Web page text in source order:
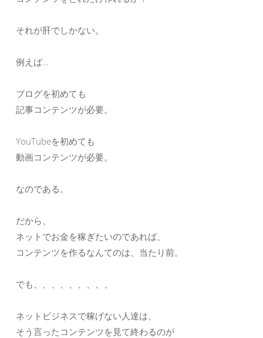
それが肝でしかない。
例えば…
ブログを初めても
記事コンテンツが必要。
YouTubeを初めても
動画コンテンツが必要。
なのである。
だから、
ネットでお金を稼ぎたいのであれば、
コンテンツを作るなんてのは、当たり前。
でも、、、、、、、、、
ネットビジネスで稼げない人達は、
そう言ったコンテンツを見て終わるのが